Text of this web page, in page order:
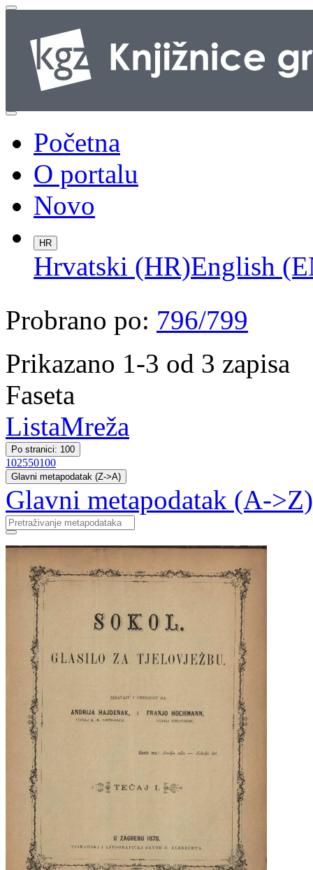
Početna
O portalu
Novo
HR
Hrvatski (HR)English
Probrano po: 796/799
Prikazano 1-3 od 3 zapisa
Faseta
ListaMreža
Po stranici: 100
102550100
Glavni metapodatak (Z->A)
Glavni metapodatak (A->Z)